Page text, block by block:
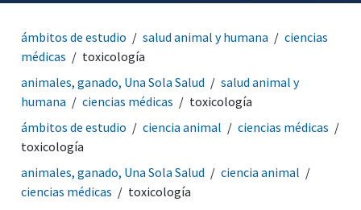
ámbitos de estudio salud animal y humana
ciencias
médicas
toxicología
animales, ganado, Una Sola Salud
salud animal y
humana
ciencias médicas
toxicología
ámbitos de estudio
ciencia animal
ciencias médicas
toxicología
animales, ganado, Una Sola Salud
ciencia animal
ciencias médicas
toxicología